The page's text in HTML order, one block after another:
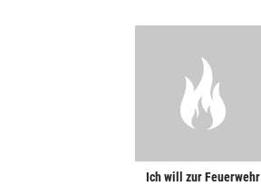
Ich will zur Feuerwehr